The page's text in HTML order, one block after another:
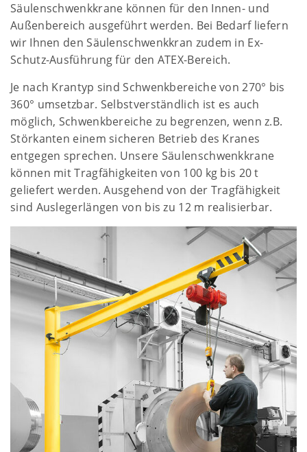
Säulenschwenkkrane können für den Innen- und
Außenbereich ausgeführt werden. Bei Bedarf liefern
wir Ihnen den Säulenschwenkkran zudem in Ex-
Schutz-Ausführung für den ATEX-Bereich.
Je nach Krantyp sind Schwenkbereiche von 270° bis
360° umsetzbar. Selbstverständlich ist es auch
möglich, Schwenkbereiche zu begrenzen, wenn z.B.
Störkanten einem sicheren Betrieb des Kranes
entgegen sprechen. Unsere Säulenschwenkkrane
können mit Tragfähigkeiten von 100 kg bis 20 t
geliefert werden. Ausgehend von der Tragfähigkeit
sind Auslegerlängen von bis zu 12 m realisierbar.